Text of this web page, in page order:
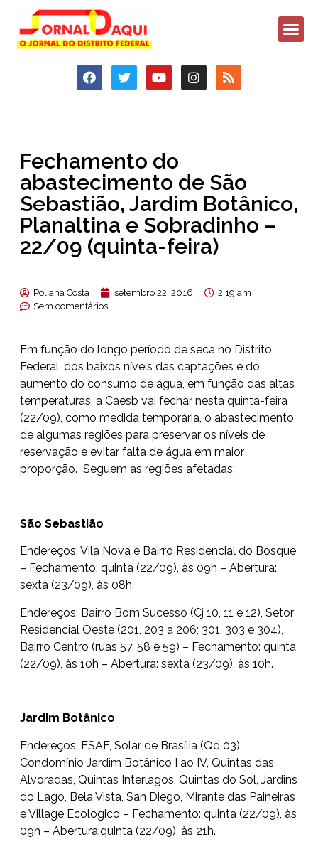
Fechamento do
abastecimento de São
Sebastião, Jardim Botânico,
Planaltina e Sobradinho –
22/09 (quinta-feira)
Poliana Costa setembro 22, 2016
2:19 am
Sem comentários
Em função do longo período de seca no Distrito
Federal, dos baixos níveis das captações e do
aumento do consumo de água, em função das altas
temperaturas, a Caesb vai fechar nesta quinta-feira
(22/09), como medida temporária, o abastecimento
de algumas regiões para preservar os níveis de
reservação e evitar falta de água em maior
proporção. Seguem as regiões afetadas:
São Sebastião
Endereços: Vila Nova e Bairro Residencial do Bosque
– Fechamento: quinta (22/09), às 09h – Abertura:
sexta (23/09), às 08h.
Endereços: Bairro Bom Sucesso (Cj 10, 11 e 12), Setor
Residencial Oeste (201, 203 a 206; 301, 303 e 304),
Bairro Centro (ruas 57, 58 e 59) – Fechamento: quinta
(22/09), às 10h – Abertura: sexta (23/09), às 10h.
Jardim Botânico
Endereços: ESAF, Solar de Brasília (Qd 03),
Condomínio Jardim Botânico I ao IV, Quintas das
Alvoradas, Quintas Interlagos, Quintas do Sol, Jardins
do Lago, Bela Vista, San Diego, Mirante das Paineiras
e Village Ecológico – Fechamento: quinta (22/09), às
09h – Abertura:quinta (22/09), às 21h.